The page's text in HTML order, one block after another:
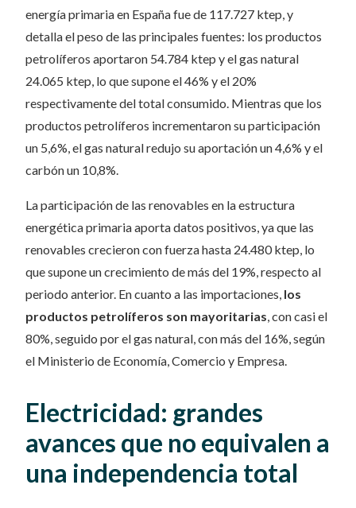
energía primaria en España fue de 117.727 ktep, y
detalla el peso de las principales fuentes: los productos
petrolíferos aportaron 54.784 ktep y el gas natural
24.065 ktep, lo que supone el 46% y el 20%
respectivamente del total consumido. Mientras que los
productos petrolíferos incrementaron su participación
un 5,6%, el gas natural redujo su aportación un 4,6% y el
carbón un 10,8%.
La participación de las renovables en la estructura
energética primaria aporta datos positivos, ya que las
renovables crecieron con fuerza hasta 24.480 ktep, lo
que supone un crecimiento de más del 19%, respecto al
periodo anterior. En cuanto a las importaciones, los
productos petrolíferos son mayoritarias, con casi el
80%, seguido por el gas natural, con más del 16%, según
el Ministerio de Economía, Comercio y Empresa.
Electricidad: grandes
avances que no equivalen a
una independencia total